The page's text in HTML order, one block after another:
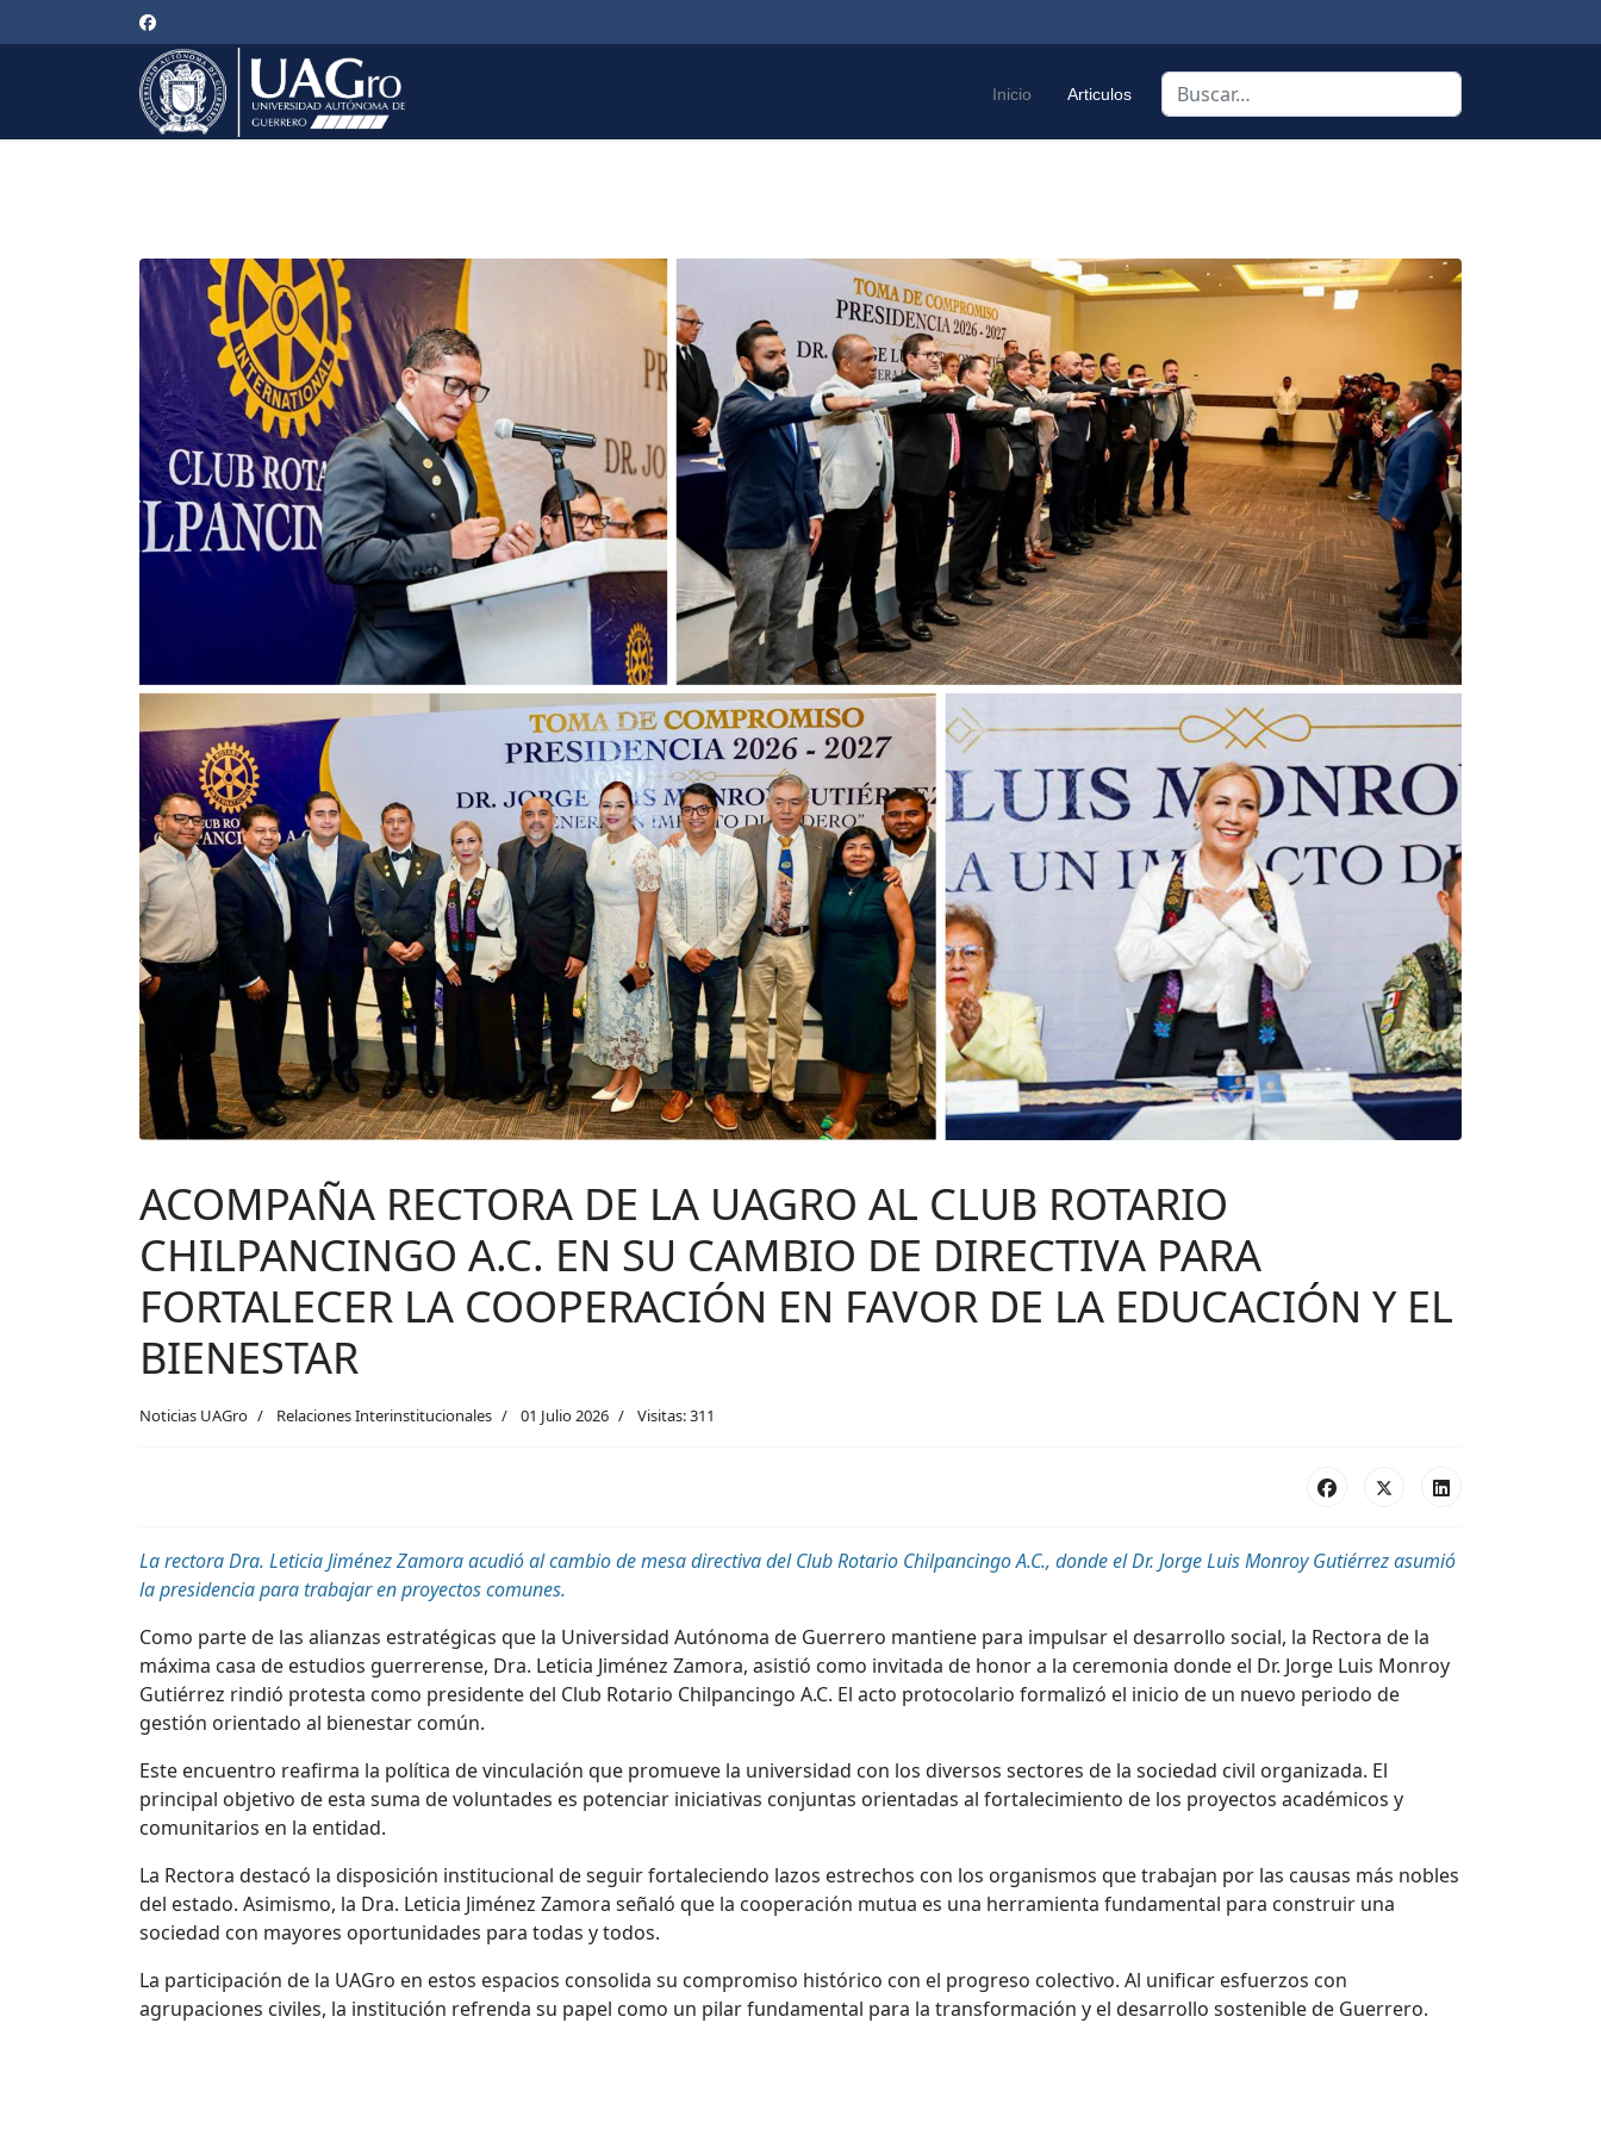
Inicio Articulos Buscar
ACOMPAÑA RECTORA DE LA UAGRO AL CLUB ROTARIO
CHILPANCINGO A.C. EN SU CAMBIO DE DIRECTIVA PARA
FORTALECER LA COOPERACIÓN EN FAVOR DE LA EDUCACIÓN Y EL
BIENESTAR
Noticias UAGro Relaciones Interinstitucionales 01 Julio 2026 Visitas: 311
La rectora Dra. Leticia Jiménez Zamora acudió al cambio de mesa directiva del Club Rotario Chilpancingo A.C., donde el Dr. Jorge Luis Monroy Gutiérrez asumió
la presidencia para trabajar en proyectos comunes.
Como parte de las alianzas estratégicas que la Universidad Autónoma de Guerrero mantiene para impulsar el desarrollo social, la Rectora de la
máxima casa de estudios guerrerense, Dra. Leticia Jiménez Zamora, asistió como invitada de honor a la ceremonia donde el Dr. Jorge Luis Monroy
Gutiérrez rindió protesta como presidente del Club Rotario Chilpancingo A.C. El acto protocolario formalizó el inicio de un nuevo periodo de
gestión orientado al bienestar común.
Este encuentro reafirma la política de vinculación que promueve la universidad con los diversos sectores de la sociedad civil organizada. El
principal objetivo de esta suma de voluntades es potenciar iniciativas conjuntas orientadas al fortalecimiento de los proyectos académicos y
comunitarios en la entidad.
La Rectora destacó la disposición institucional de seguir fortaleciendo lazos estrechos con los organismos que trabajan por las causas más nobles
del estado. Asimismo, la Dra. Leticia Jiménez Zamora señaló que la cooperación mutua es una herramienta fundamental para construir una
sociedad con mayores oportunidades para todas y todos.
La participación de la UAGro en estos espacios consolida su compromiso histórico con el progreso colectivo. Al unificar esfuerzos con
agrupaciones civiles, la institución refrenda su papel como un pilar fundamental para la transformación y el desarrollo sostenible de Guerrero.